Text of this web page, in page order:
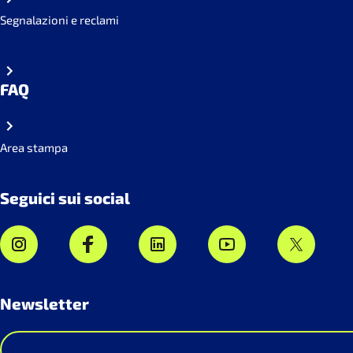
Segnalazioni e reclami
FAQ
Area stampa
Seguici sui social
Newsletter